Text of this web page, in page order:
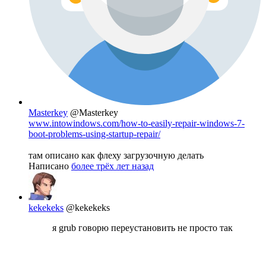
Masterkey @Masterkey
www.intowindows.com/how-to-easily-repair-windows-7-
boot-problems-using-startup-repair/
там описано как флеху загрузочную делать
Написано более трёх лет назад
kekekeks @kekekeks
я grub говорю переустановить не просто так